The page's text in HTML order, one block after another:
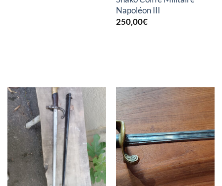
Napoléon III
250,00€
RUPTURE DE STOCK RUPTURE DE STOCK